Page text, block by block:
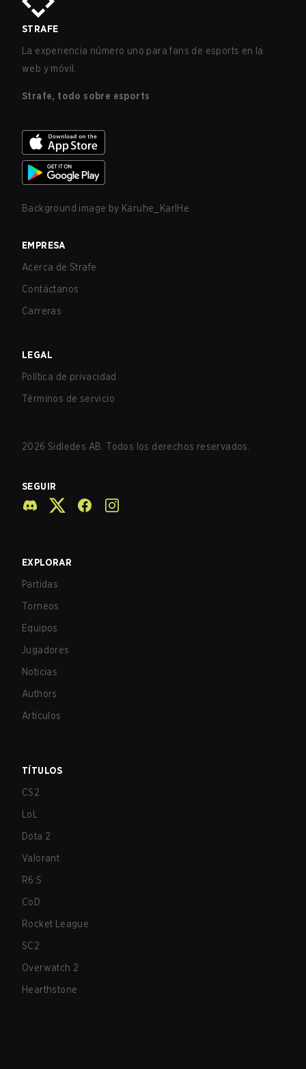
STRAFE
La experiencia número uno para fans de esports en la
web y móvil.
Strafe, todo sobre esports
Background image by Karuhe_KarlHe
EMPRESA
Acerca de Strafe
Contáctanos
Carreras
LEGAL
Política de privacidad
Términos de servicio
2026 Sidledes AB. Todos los derechos reservados.
SEGUIR
EXPLORAR
Partidas
Torneos
Equipos
Jugadores
Noticias
Authors
Artículos
TÍTULOS
CS2
LoL
Dota 2
Valorant
R6:S
CoD
Rocket League
SC2
Overwatch 2
Hearthstone